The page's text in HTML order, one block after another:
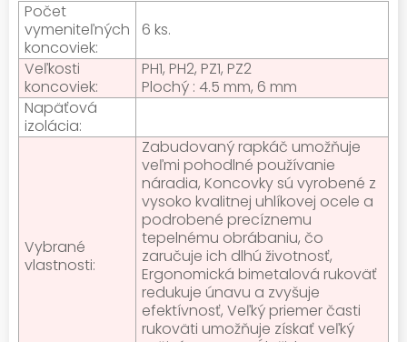
Počet
vymeniteľných
koncoviek:
6 ks.
Veľkosti
koncoviek:
PH1, PH2, PZ1, PZ2
Plochý : 4.5 mm, 6 mm
Napäťová
izolácia:
Vybrané
vlastnosti:
Zabudovaný rapkáč umožňuje
veľmi pohodlné používanie
náradia, Koncovky sú vyrobené z
vysoko kvalitnej uhlíkovej ocele a
podrobené precíznemu
tepelnému obrábaniu, čo
zaručuje ich dlhú životnosť,
Ergonomická bimetalová rukoväť
redukuje únavu a zvyšuje
efektívnosť, Veľký priemer časti
rukoväti umožňuje získať veľký